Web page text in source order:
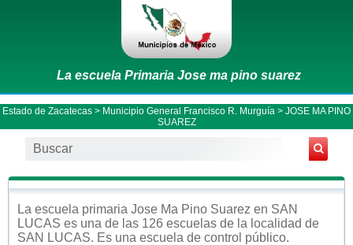
La escuela Primaria Jose ma pino suarez
Estado de Zacatecas > Municipio General Francisco R. Murguía > JOSE MA PINO
SUAREZ
La escuela primaria Jose Ma Pino Suarez en SAN
LUCAS es una de las 126 escuelas de la localidad de
SAN LUCAS. Es una escuela de control público.